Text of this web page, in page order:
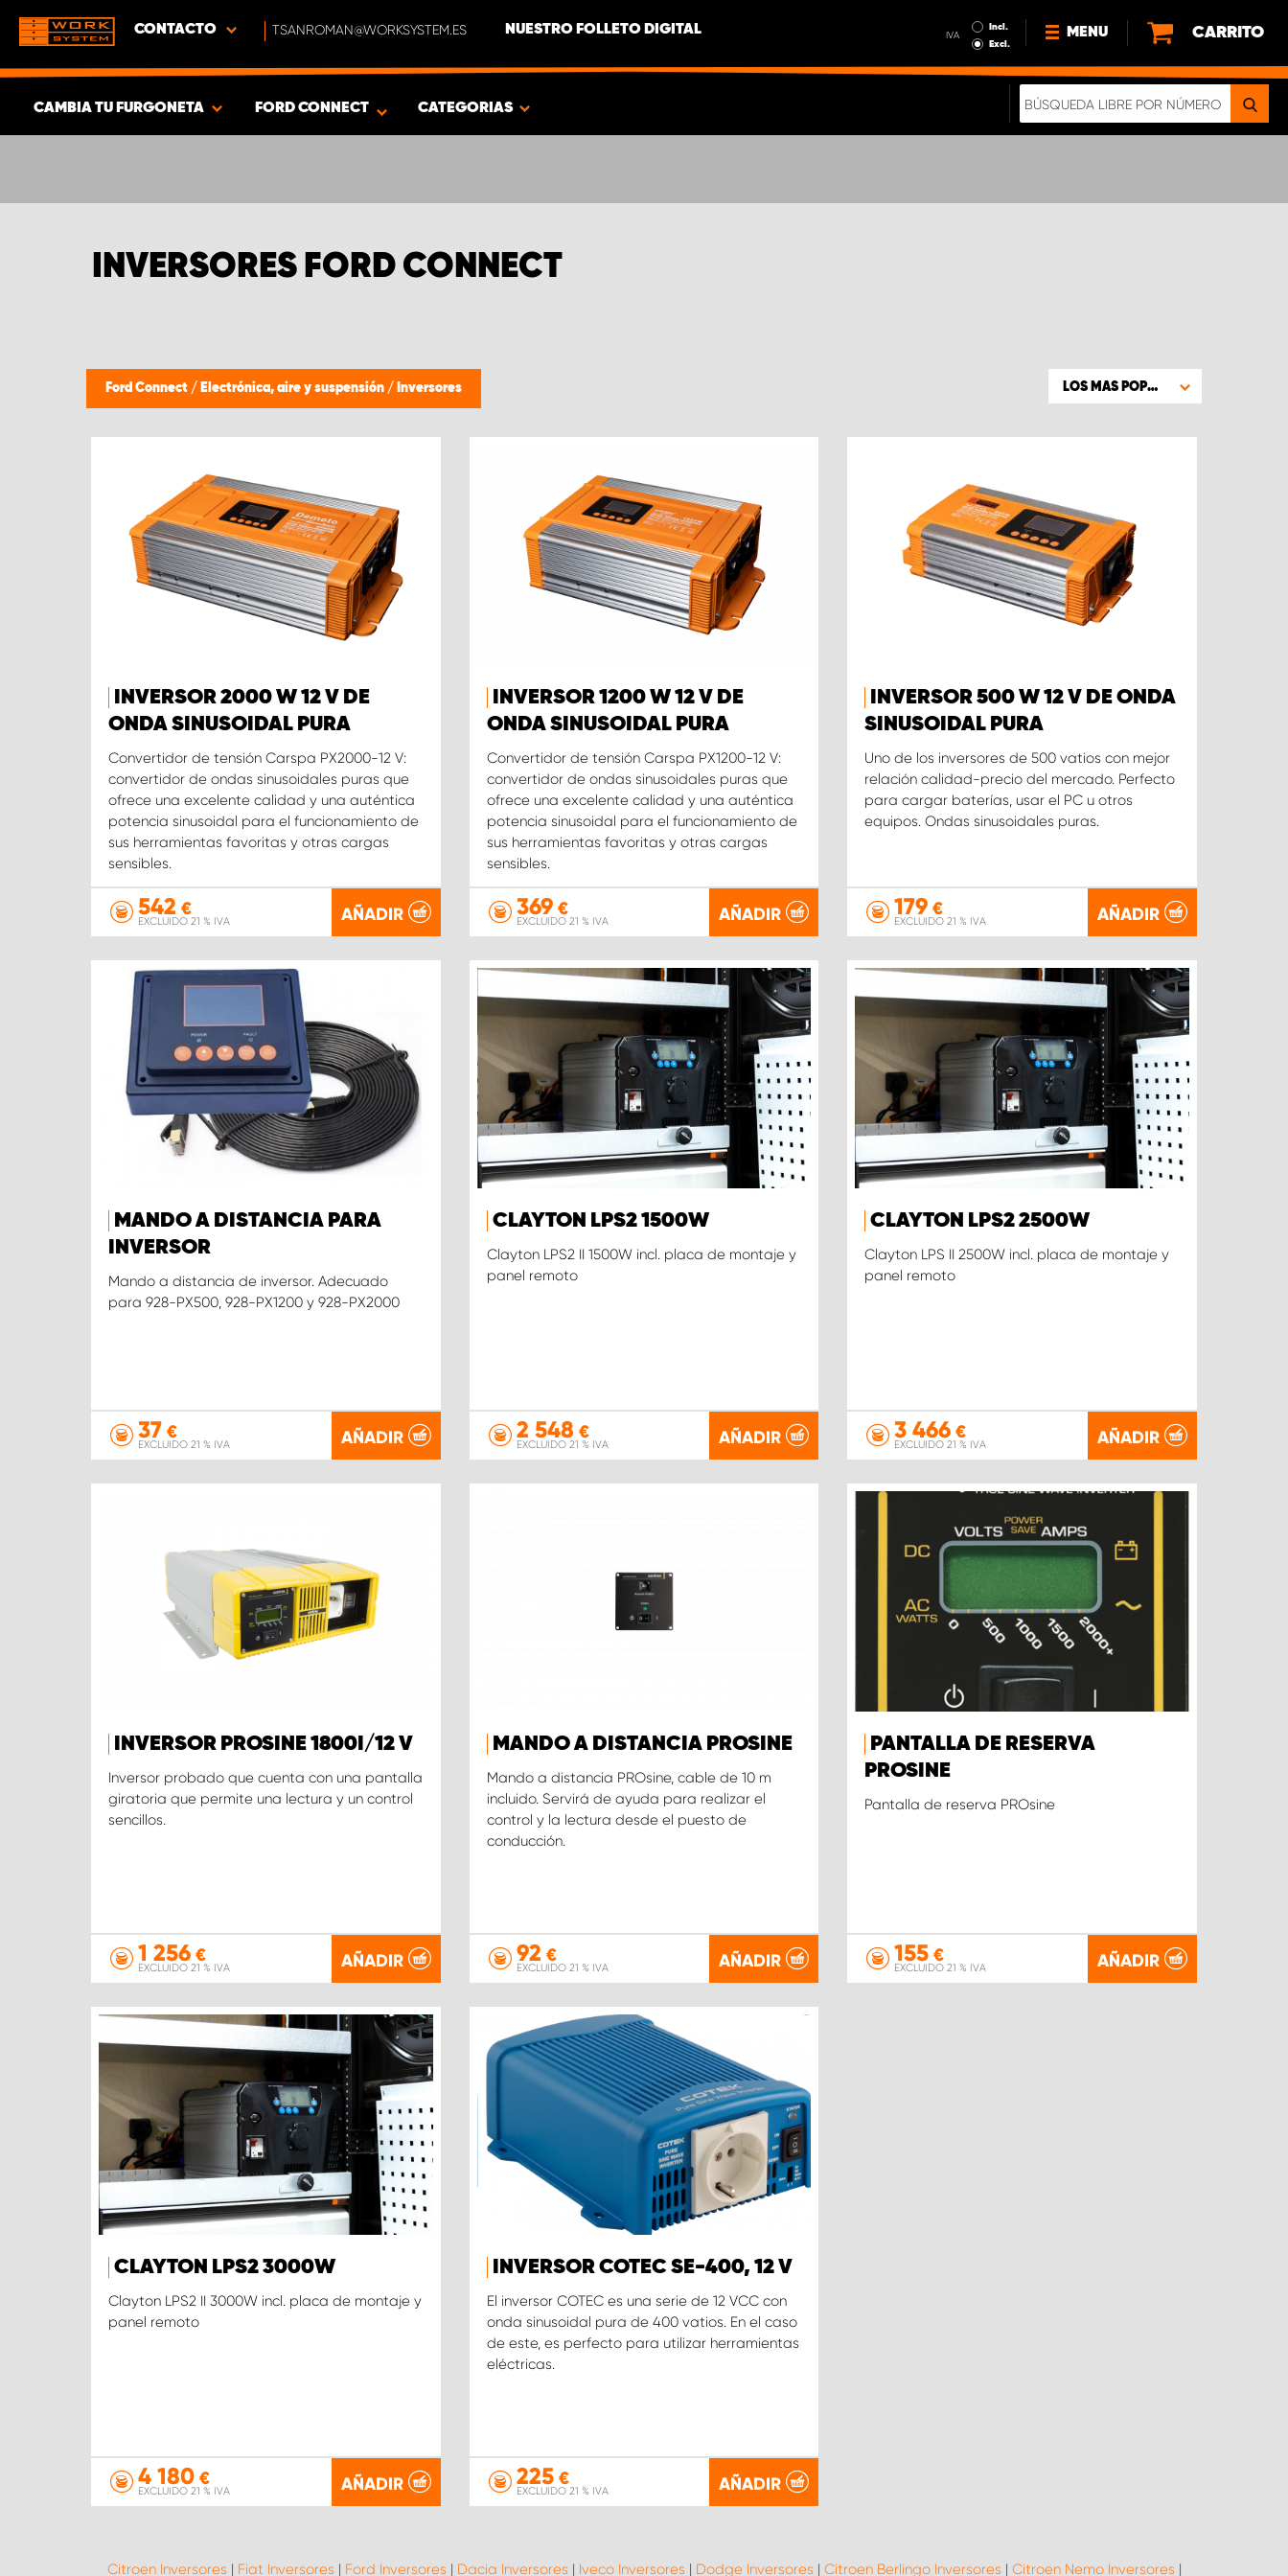
CONTACTO TSANROMAN@WORKSYSTEM.ES NUESTRO FOLLETO DIGITAL IVA
Incl.
Excl.
MENU
NOTICIAS
CARRITO
CAMBIA TU FURGONETA
PRODUCTOS
FORD CONNECT CATEGORIAS
INVERSORES FORD CONNECT
Ford Connect / Electrónica, aire y suspensión / Inversores LOS MAS POPULARES
INVERSOR 2000 W 12 V DE
ONDA SINUSOIDAL PURA
Convertidor de tensión Carspa PX2000-12 V:
convertidor de ondas sinusoidales puras que
ofrece una excelente calidad y una auténtica
potencia sinusoidal para el funcionamiento de
sus herramientas favoritas y otras cargas
sensibles.
542 €
EXCLUIDO 21 % IVA AÑADIR
INVERSOR 1200 W 12 V DE
ONDA SINUSOIDAL PURA
Convertidor de tensión Carspa PX1200-12 V:
convertidor de ondas sinusoidales puras que
ofrece una excelente calidad y una auténtica
potencia sinusoidal para el funcionamiento de
sus herramientas favoritas y otras cargas
sensibles.
369€
EXCLUIDO 21 % IVA AÑADIR
INVERSOR 500 W 12 V DE ONDA
SINUSOIDAL PURA
Uno de los inversores de 500 vatios con mejor
relación calidad-precio del mercado. Perfecto
para cargar baterías, usar el PC u otros
equipos. Ondas sinusoidales puras.
179 €
EXCLUIDO 21 % IVA AÑADIR
MANDO A DISTANCIA PARA
INVERSOR
Mando a distancia de inversor. Adecuado
para 928-PX500, 928-PX1200 y 928-PX2000
37 €
EXCLUIDO 21 % IVA AÑADIR
CLAYTON LPS2 1500W
Clayton LPS2 II 1500W incl. placa de montaje y
panel remoto
2 548 €
EXCLUIDO 21 % IVA AÑADIR
CLAYTON LPS2 2500W
Clayton LPS II 2500W incl. placa de montaje y
panel remoto
3 466 €
EXCLUIDO 21 % IVA AÑADIR
INVERSOR PROSINE 1800I/12 V
Inversor probado que cuenta con una pantalla
giratoria que permite una lectura y un control
sencillos.
1 256 €
EXCLUIDO 21 % IVA AÑADIR
MANDO A DISTANCIA PROSINE
Mando a distancia PROsine, cable de 10 m
incluido. Servirá de ayuda para realizar el
control y la lectura desde el puesto de
conducción.
92 €
EXCLUIDO 21 % IVA AÑADIR
PANTALLA DE RESERVA
PROSINE
Pantalla de reserva PROsine
155 €
EXCLUIDO 21 % IVA AÑADIR
CLAYTON LPS2 3000W
Clayton LPS2 II 3000W incl. placa de montaje y
panel remoto
4 180 €
EXCLUIDO 21 % IVA AÑADIR
INVERSOR COTEC SE-400, 12 V
El inversor COTEC es una serie de 12 VCC con
onda sinusoidal pura de 400 vatios. En el caso
de este, es perfecto para utilizar herramientas
eléctricas.
225€
EXCLUIDO 21 % IVA AÑADIR
Citroen Inversores | Fiat Inversores | Ford Inversores | Dacia Inversores | Iveco Inversores | Dodge Inversores | Citroen Berlingo Inversores | Citroen Nemo Inversores |